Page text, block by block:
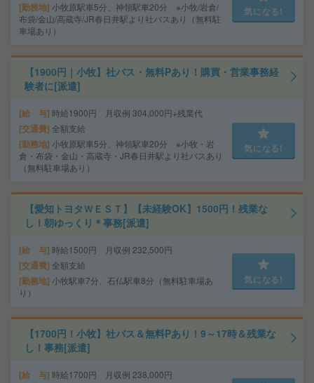
勤務地 小牧原駅車5分、神領駅車20分 ※小牧/岩倉/
布袋/金山/高蔵寺/JR春日井駅より社バスあり（無料駐
車場あり）
気になる!
【1900円｜小牧】社バス・無料Pあり！購買・営業事務経
験者に[派遣]
給 与 時給1900円 月収例 304,000円+残業代
交通費 全額支給
勤務地 小牧原駅車5分、神領駅車20分 ※小牧・岩
倉・布袋・金山・高蔵寺・JR春日井駅より社バスあり
（無料駐車場あり）
気になる!
【愛知トヨタＷＥＳＴ】【未経験OK】1500円！残業な
し！朝ゆっくり＊事務[派遣]
給 与 時給1500円 月収例 232,500円
交通費 全額支給
勤務地 小牧駅車7分、石仏駅車8分（無料駐車場あ
り）
気になる!
【1700円！小牧】社バス＆無料Pあり！9～17時＆残業な
し！事務[派遣]
給 与 時給1700円 月収例 238,000円